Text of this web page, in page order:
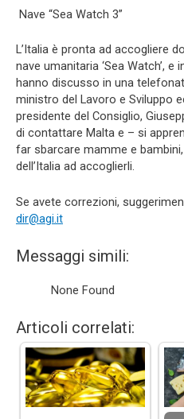
Nave “Sea Watch 3”
L’Italia è pronta ad accogliere
nave umanitaria ‘Sea Watch’,
hanno discusso in una
ministro del Lavoro e Sviluppo
presidente del Consiglio,
di contattare Malta e – si
far sbarcare mamme e
dell’Italia ad accoglierli.
Se avete correzioni,
dir@agi.it
Messaggi simili:
None Found
Articoli correlati: